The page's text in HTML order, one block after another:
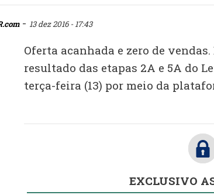
- 13 dez 2016 - 17:43
Oferta acanhada e zero de
resultado das etapas 2A e 5A do
terça-feira (13) por meio da
EXCLUSIVO